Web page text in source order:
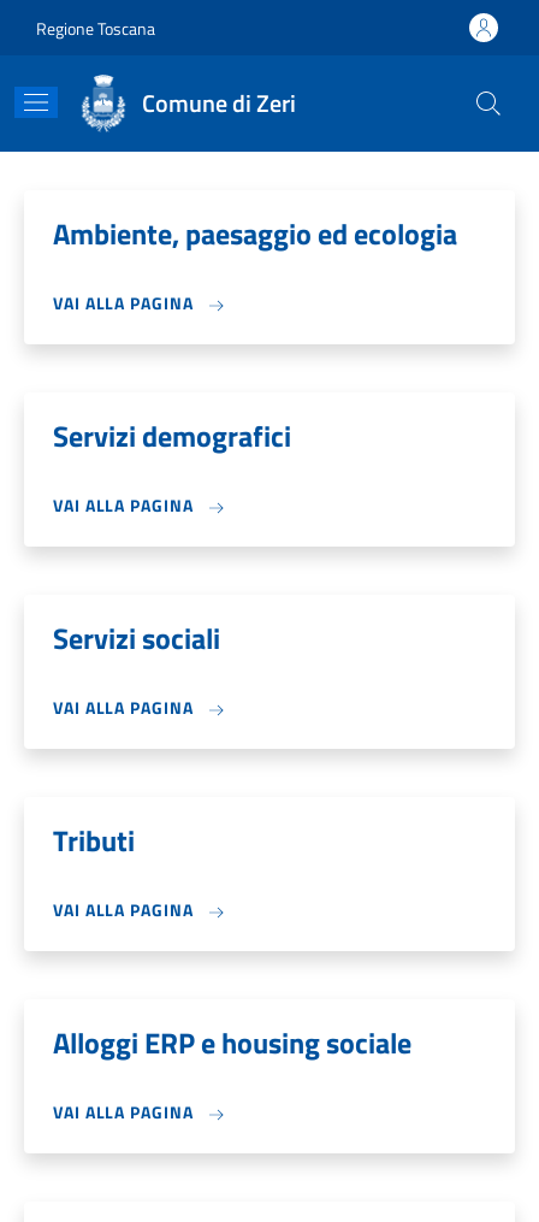
Regione Toscana
Comune di Zeri
Ambiente, paesaggio ed ecologia
VAI ALLA PAGINA
Servizi demografici
VAI ALLA PAGINA
Servizi sociali
VAI ALLA PAGINA
Tributi
VAI ALLA PAGINA
Alloggi ERP e housing sociale
VAI ALLA PAGINA